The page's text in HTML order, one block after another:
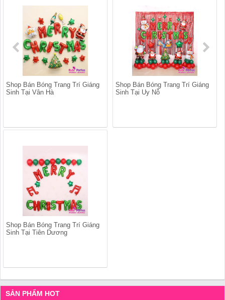
Shop Bán Bóng Trang Trí Giáng
Sinh Tại Vân Hà
Shop Bán Bóng Trang Trí Giáng
Sinh Tại Uy Nỗ
Shop Bán Bóng Trang Trí Giáng
Sinh Tại Tiên Dương
SẢN PHẨM HOT